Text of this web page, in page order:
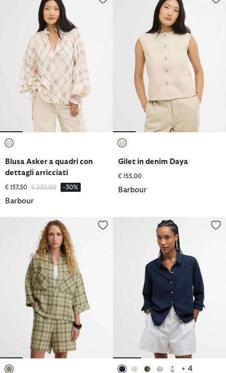
Blusa Asker a quadri con
dettagli arricciati
€ 157,50 Prezzo ridotto da
€ 225,00a -30%
Barbour
Gilet in denim Daya
€ 155,00
Barbour
Camicia a maniche lunghe
+ 4